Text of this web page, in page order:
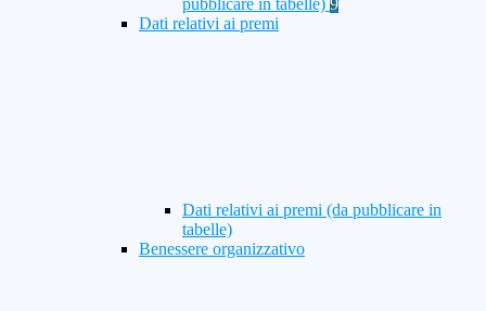
pubblicare in tabelle) 9
Dati relativi ai premi
Dati relativi ai premi (da pubblicare in
tabelle)
Benessere organizzativo